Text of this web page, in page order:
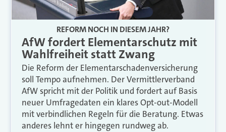
REFORM NOCH IN DIESEM JAHR?
AfW fordert Elementarschutz mit
Wahlfreiheit statt Zwang
Die Reform der Elementarschadenversicherung
soll Tempo aufnehmen. Der Vermittlerverband
AfW spricht mit der Politik und fordert auf Basis
neuer Umfragedaten ein klares Opt-out-Modell
mit verbindlichen Regeln für die Beratung. Etwas
anderes lehnt er hingegen rundweg ab.